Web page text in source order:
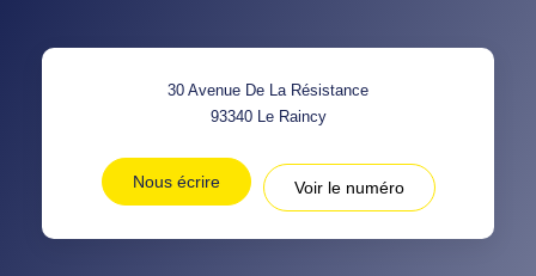
30 Avenue De La Résistance
93340 Le Raincy
Nous écrire Voir le numéro